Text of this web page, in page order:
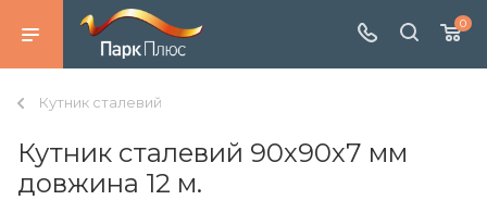
0
Кутник сталевий
Кутник сталевий 90х90х7 мм
довжина 12 м.